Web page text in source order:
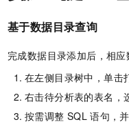
基于数据目录查询
完成数据目录添加后，相应
在左侧目录树中，单击
右击待分析表的表名，
按需调整 SQL 语句，并